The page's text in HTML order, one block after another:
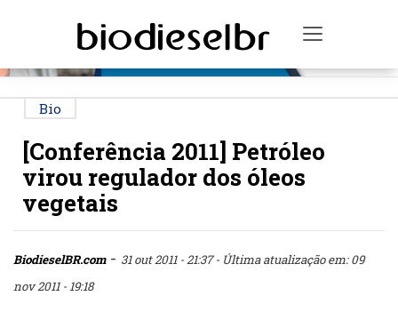
Toggle
Bio
[Conferência 2011] Petróleo
virou regulador dos óleos
vegetais
BiodieselBR.com- 31 out 2011 - 21:37- Última atualização em: 09
nov 2011 - 19:18